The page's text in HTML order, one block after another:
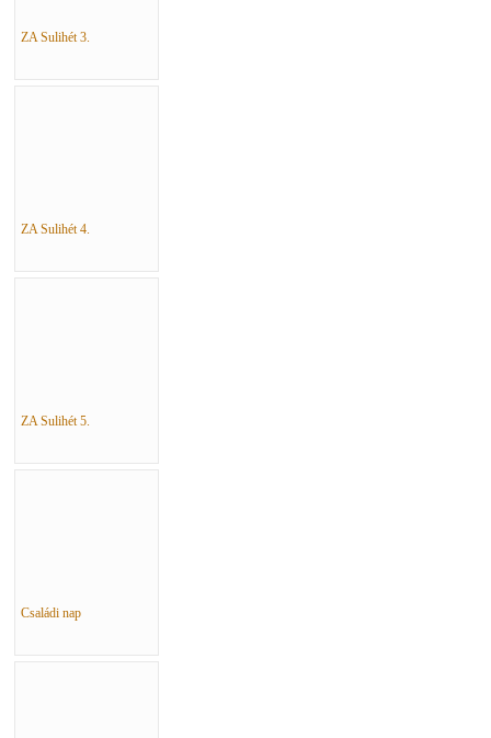
ZA Sulihét 3.
ZA Sulihét 4.
ZA Sulihét 5.
Családi nap